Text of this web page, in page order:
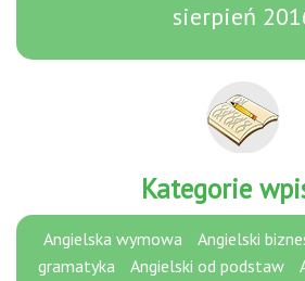
sierpień
Kategorie
Angielska wymowa Angielski
gramatyka
Angielski od podstaw